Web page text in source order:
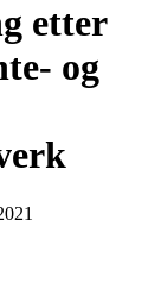
etter
og